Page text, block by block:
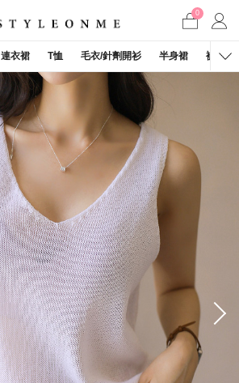
0
連衣裙 T恤 毛衣/針劑開衫 半身裙 褲子